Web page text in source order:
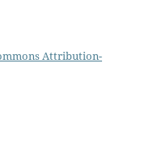
Attribution-